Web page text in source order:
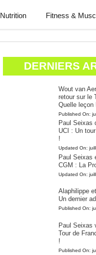
Nutrition Fitness &
DERNIERS
Wout van
retour sur le
Quelle leçon
Published On:
Paul Seixas
UCI : Un
!
Updated On:
Paul Seixas
CGM : La
Updated On:
Alaphilippe
Un dernier
Published On:
Paul Seixas
Tour de
!
Published On: